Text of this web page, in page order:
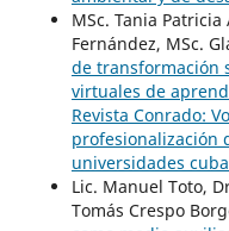
MSc. Tania
Fernández, MSc.
de transformación
virtuales de
Revista Conrado:
profesionalización
universidades
Lic. Manuel Toto,
Tomás Crespo